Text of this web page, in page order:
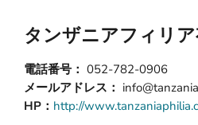
タンザニアフィリ
電話番号： 052-782-0906
メールアドレス：
HP： http://